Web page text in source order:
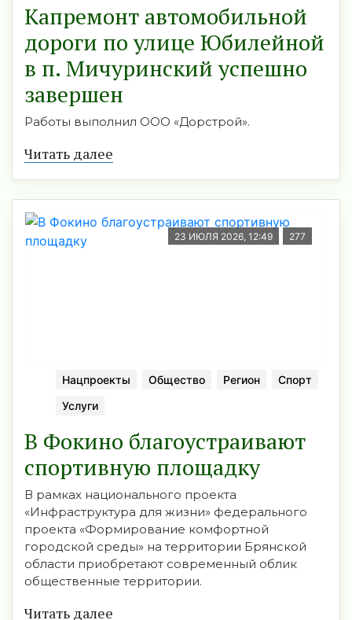
Капремонт автомобильной
дороги по улице Юбилейной
в п. Мичуринский успешно
завершен
Работы выполнил ООО «Дорстрой».
Читать далее
23 ИЮЛЯ 2026, 12:49 277
Нацпроекты Общество Регион
Спорт
Услуги
В Фокино благоустраивают
спортивную площадку
В рамках национального проекта
«Инфраструктура для жизни» федерального
проекта «Формирование комфортной
городской среды» на территории Брянской
области приобретают современный облик
общественные территории.
Читать далее